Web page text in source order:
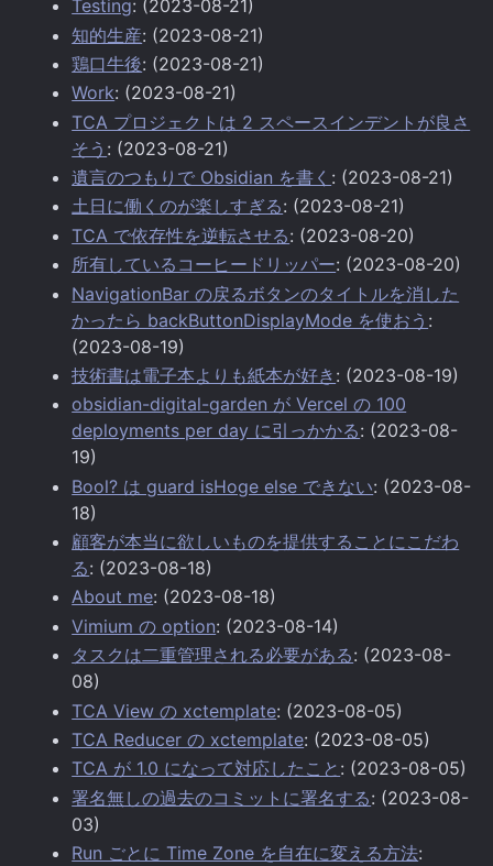
Testing: (2023-08-21)
知的生産: (2023-08-21)
鶏口牛後: (2023-08-21)
Work: (2023-08-21)
TCA プロジェクトは 2 スペースインデントが良さ
そう : (2023-08-21)
遺言のつもりで Obsidian を書く : (2023-08-21)
土日に働くのが楽しすぎる: (2023-08-21)
TCA で依存性を逆転させる: (2023-08-20)
所有しているコーヒードリッパー: (2023-08-20)
NavigationBar の戻るボタンのタイトルを消した
かったら backButtonDisplayMode を使おう :
(2023-08-19)
技術書は電子本よりも紙本が好き : (2023-08-19)
obsidian-digital-garden が Vercel の 100
deployments per day に引っかかる: (2023-08-
19)
Bool? は guard isHoge else できない: (2023-08-
18)
顧客が本当に欲しいものを提供することにこだわ
る: (2023-08-18)
About me: (2023-08-18)
Vimium の option: (2023-08-14)
タスクは二重管理される必要がある: (2023-08-
08)
TCA View の xctemplate: (2023-08-05)
TCA Reducer の xctemplate: (2023-08-05)
TCA が 1.0 になって対応したこと : (2023-08-05)
署名無しの過去のコミットに署名する: (2023-08-
03)
Run ごとに Time Zone を自在に変える方法: